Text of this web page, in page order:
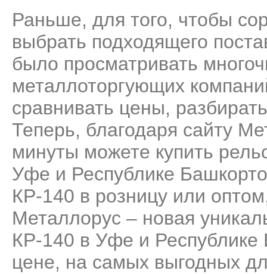
Раньше, для того, чтобы
выбрать подходящего
было просматривать
металлоторгующих
сравнивать цены,
Теперь, благодаря сайту
минуты можете купить
Уфе и Республике
КР-140 в розницу или
Металлорус – новая
КР-140 в Уфе и Республике
цене, на самых выгодных